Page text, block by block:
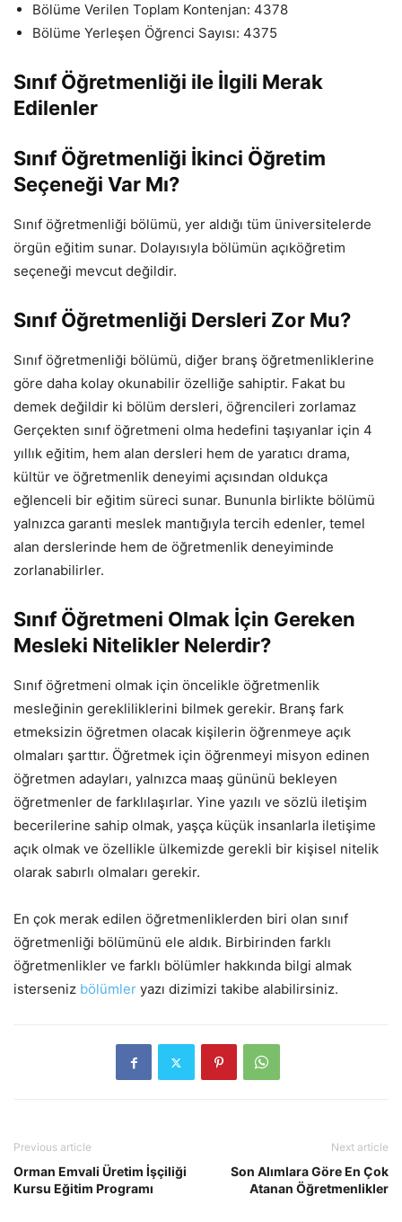
Bölüme Verilen Toplam Kontenjan: 4378
Bölüme Yerleşen Öğrenci Sayısı: 4375
Sınıf Öğretmenliği ile İlgili Merak
Edilenler
Sınıf Öğretmenliği İkinci Öğretim
Seçeneği Var Mı?
Sınıf öğretmenliği bölümü, yer aldığı tüm üniversitelerde
örgün eğitim sunar. Dolayısıyla bölümün açıköğretim
seçeneği mevcut değildir.
Sınıf Öğretmenliği Dersleri Zor Mu?
Sınıf öğretmenliği bölümü, diğer branş öğretmenliklerine
göre daha kolay okunabilir özelliğe sahiptir. Fakat bu
demek değildir ki bölüm dersleri, öğrencileri zorlamaz
Gerçekten sınıf öğretmeni olma hedefini taşıyanlar için 4
yıllık eğitim, hem alan dersleri hem de yaratıcı drama,
kültür ve öğretmenlik deneyimi açısından oldukça
eğlenceli bir eğitim süreci sunar. Bununla birlikte bölümü
yalnızca garanti meslek mantığıyla tercih edenler, temel
alan derslerinde hem de öğretmenlik deneyiminde
zorlanabilirler.
Sınıf Öğretmeni Olmak İçin Gereken
Mesleki Nitelikler Nelerdir?
Sınıf öğretmeni olmak için öncelikle öğretmenlik
mesleğinin gerekliliklerini bilmek gerekir. Branş fark
etmeksizin öğretmen olacak kişilerin öğrenmeye açık
olmaları şarttır. Öğretmek için öğrenmeyi misyon edinen
öğretmen adayları, yalnızca maaş gününü bekleyen
öğretmenler de farklılaşırlar. Yine yazılı ve sözlü iletişim
becerilerine sahip olmak, yaşça küçük insanlarla iletişime
açık olmak ve özellikle ülkemizde gerekli bir kişisel nitelik
olarak sabırlı olmaları gerekir.
En çok merak edilen öğretmenliklerden biri olan sınıf
öğretmenliği bölümünü ele aldık. Birbirinden farklı
öğretmenlikler ve farklı bölümler hakkında bilgi almak
isterseniz bölümler yazı dizimizi takibe alabilirsiniz.
Previous article
Orman Emvali Üretim İşçiliği
Kursu Eğitim Programı
Next article
Son Alımlara Göre En Çok
Atanan Öğretmenlikler